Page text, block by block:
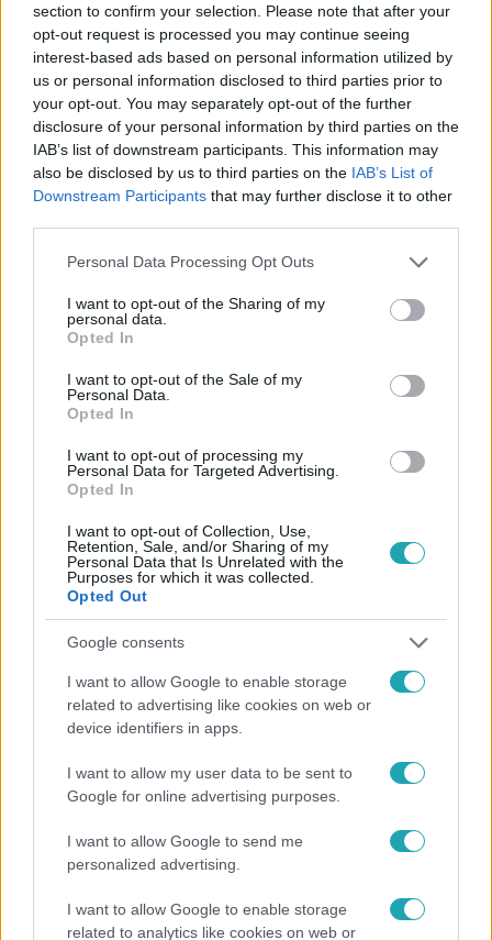
section to confirm your selection. Please note that after your
opt-out request is processed you may continue seeing
interest-based ads based on personal information utilized by
us or personal information disclosed to third parties prior to
your opt-out. You may separately opt-out of the further
disclosure of your personal information by third parties on the
IAB’s list of downstream participants. This information may
also be disclosed by us to third parties on the IAB’s List of
Downstream Participants that may further disclose it to other
Please note that this website/app uses one or more Google
not limited to your visit or usage behaviour. You may click to
grant or deny consent to Google and its third-party tags to
use your data for below specified purposes in below Google
consent section.
Personal Data Processing Opt Outs
I want to opt-out of the Sharing of my
personal data.
Opted In
I want to opt-out of the Sale of my
Personal Data.
Opted In
I want to opt-out of processing my
Personal Data for Targeted Advertising.
Opted In
I want to opt-out of Collection, Use,
Retention, Sale, and/or Sharing of my
Personal Data that Is Unrelated with the
Purposes for which it was collected.
Opted Out
Google consents
I want to allow Google to enable storage
related to advertising like cookies on web or
device identifiers in apps.
I want to allow my user data to be sent to
Google for online advertising purposes.
I want to allow Google to send me
personalized advertising.
I want to allow Google to enable storage
related to analytics like cookies on web or
Kövess minket, és értesülj a friss hírekről a
Facebookon is!
Követem
HÍRADÓ #
PINCE # RADIOAKTÍV
Népszerű